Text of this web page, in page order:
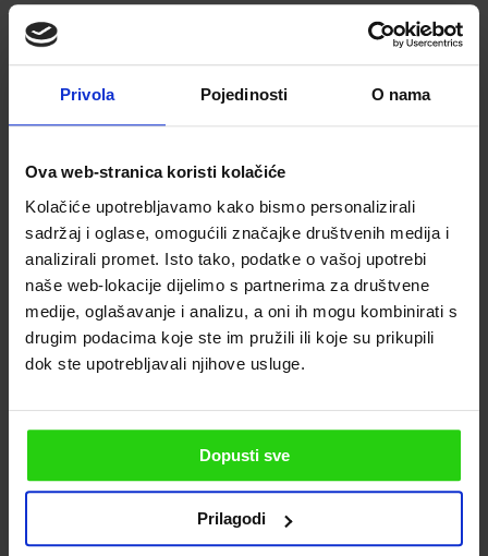
Privola Pojedinosti O nama
Ova web-stranica koristi kolačiće
Kolačiće upotrebljavamo kako bismo personalizirali
sadržaj i oglase, omogućili značajke društvenih medija i
analizirali promet. Isto tako, podatke o vašoj upotrebi
naše web-lokacije dijelimo s partnerima za društvene
medije, oglašavanje i analizu, a oni ih mogu kombinirati s
drugim podacima koje ste im pružili ili koje su prikupili
dok ste upotrebljavali njihove usluge.
Dopusti sve
Prilagodi
Ako se pitate što biste mogli kupiti za
uspomenu ili poklon, znajte da je istarsko
maslinovo ulje uvijek pravi odgovor. U cijeloj
ulje. Dakle, stavite si i posjetu trgovinama na
vaš popis obaveza tokom obilaska Istre.
Priča o Areni u
Najpopularnije plaže u Istri